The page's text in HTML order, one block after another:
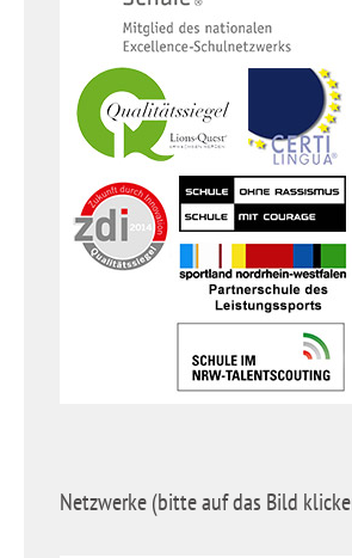
Netzwerke (bitte auf das Bild